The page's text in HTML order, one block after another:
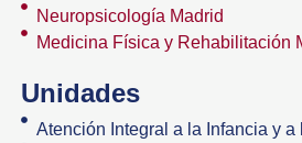
Neuropsicología Madrid
Medicina Física y Rehabilitación
Unidades
Atención Integral a la Infancia y a